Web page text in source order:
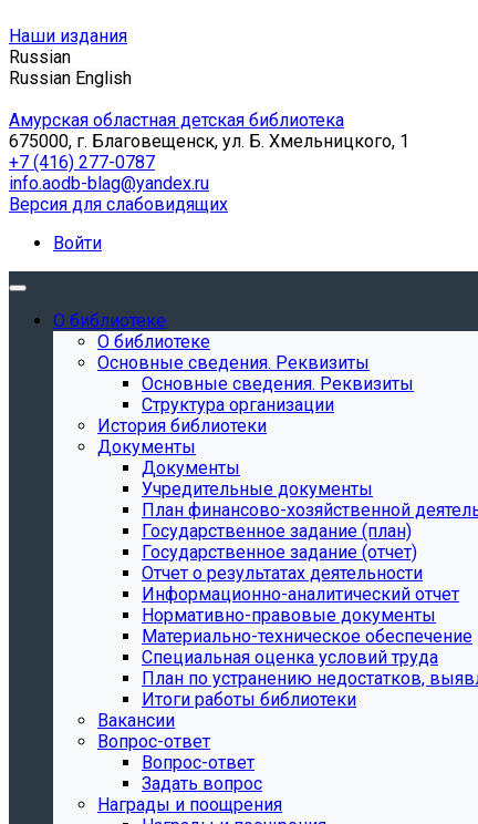
Наши издания
Russian
Russian English
Амурская областная детская библиотека
675000, г. Благовещенск, ул. Б. Хмельницкого, 1
+7 (416) 277-0787
info.aodb-blag@yandex.ru
Версия для слабовидящих
Войти
О библиотеке
О библиотеке
Основные сведения. Реквизиты
Основные сведения. Реквизиты
Структура организации
История библиотеки
Документы
Документы
Учредительные документы
План финансово-хозяйственной
Государственное задание (план)
Государственное задание (отчет)
Отчет о результатах деятельности
Информационно-аналитический отчет
Нормативно-правовые документы
Материально-техническое обеспечение
Специальная оценка условий труда
План по устранению недостатков,
Итоги работы библиотеки
Вакансии
Вопрос-ответ
Вопрос-ответ
Задать вопрос
Награды и поощрения